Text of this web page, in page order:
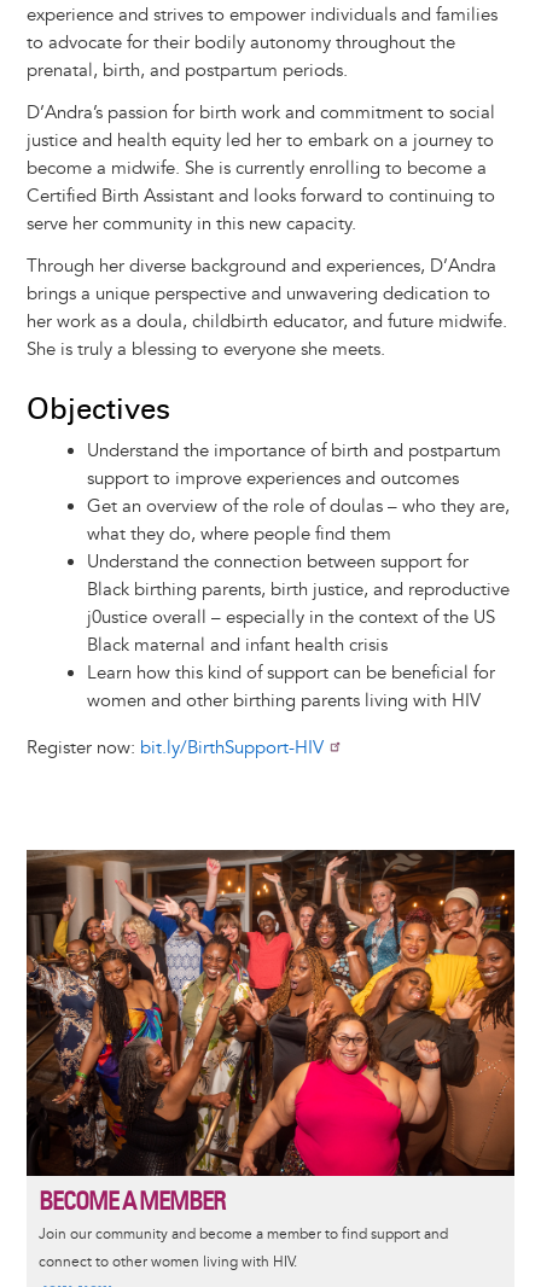
experience and strives to empower individuals and families
to advocate for their bodily autonomy throughout the
prenatal, birth, and postpartum periods.
D’Andra’s passion for birth work and commitment to social
justice and health equity led her to embark on a journey to
become a midwife. She is currently enrolling to become a
Certified Birth Assistant and looks forward to continuing to
serve her community in this new capacity.
Through her diverse background and experiences, D’Andra
brings a unique perspective and unwavering dedication to
her work as a doula, childbirth educator, and future midwife.
She is truly a blessing to everyone she meets.
Objectives
Understand the importance of birth and postpartum
support to improve experiences and outcomes
Get an overview of the role of doulas – who they are,
what they do, where people find them
Understand the connection between support for
Black birthing parents, birth justice, and reproductive
j0ustice overall – especially in the context of the US
Black maternal and infant health crisis
Learn how this kind of support can be beneficial for
women and other birthing parents living with HIV
Register now: bit.ly/BirthSupport-HIV
Image
BECOME A MEMBER
Join our community and become a member to find support and
connect to other women living with HIV.